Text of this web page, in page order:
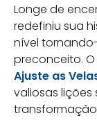
Longe de
redefiniu sua
nível
preconceito.
Ajuste as
valiosas lições